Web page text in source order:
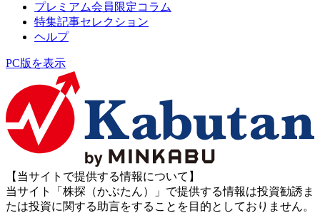
プレミアム会員限定コラム
特集記事セレクション
ヘルプ
PC版を表示
【当サイトで提供する情報について】
当サイト「株探（かぶたん）」で提供する情報は投資勧誘ま
たは投資に関する助言をすることを目的としておりません。